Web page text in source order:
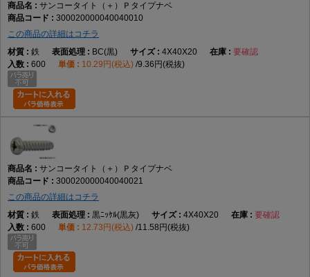
サンコータイト（＋）Ｐタイプナベ
300020000040040010
この商品の詳細はコチラ
鉄
BC(黒) 4X40X20
要確認
600
10.29円(税込) 9.36円(税抜)
サンコータイト（＋）Ｐタイプナベ
300020000040040021
この商品の詳細はコチラ
鉄
黒ﾆｯｹﾙ(黒灰) 4X40X20
要確認
600
12.73円(税込) 11.58円(税抜)